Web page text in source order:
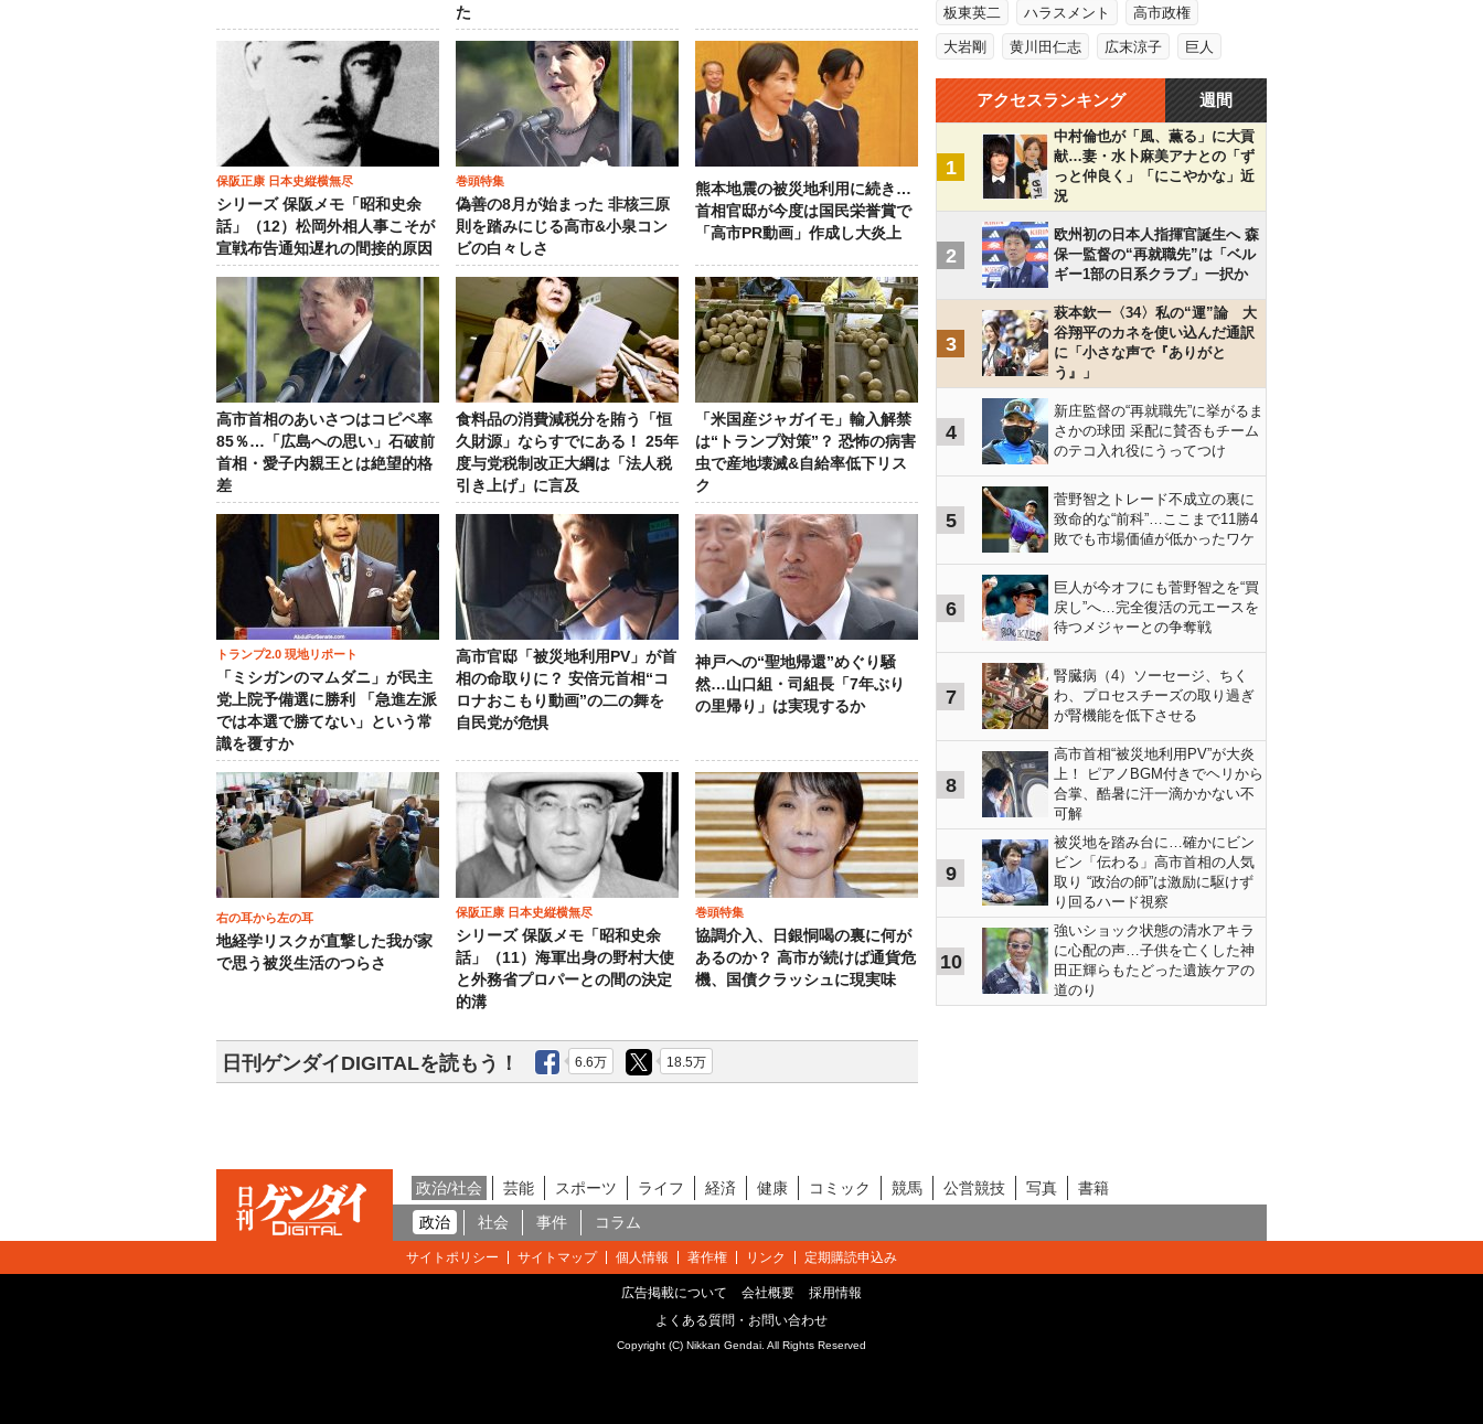
た
保阪正康 日本史縦横無尽
シリーズ 保阪メモ「昭和史余
話」（12）松岡外相人事こそが
宣戦布告通知遅れの間接的原因
巻頭特集
偽善の8月が始まった 非核三原
則を踏みにじる高市&小泉コン
ビの白々しさ
熊本地震の被災地利用に続き…
首相官邸が今度は国民栄誉賞で
「高市PR動画」作成し大炎上
高市首相のあいさつはコピペ率
85％…「広島への思い」石破前
首相・愛子内親王とは絶望的格
差
食料品の消費減税分を賄う「恒
久財源」ならすでにある！ 25年
度与党税制改正大綱は「法人税
引き上げ」に言及
「米国産ジャガイモ」輸入解禁
は“トランプ対策”？ 恐怖の病害
虫で産地壊滅&自給率低下リス
ク
トランプ2.0 現地リポート
「ミシガンのマムダニ」が民主
党上院予備選に勝利 「急進左派
では本選で勝てない」という常
識を覆すか
高市官邸「被災地利用PV」が首
相の命取りに？ 安倍元首相“コ
ロナおこもり動画”の二の舞を
自民党が危惧
神戸への“聖地帰還”めぐり騒
然…山口組・司組長「7年ぶり
の里帰り」は実現するか
右の耳から左の耳
地経学リスクが直撃した我が家
で思う被災生活のつらさ
保阪正康 日本史縦横無尽
シリーズ 保阪メモ「昭和史余
話」（11）海軍出身の野村大使
と外務省プロパーとの間の決定
的溝
巻頭特集
協調介入、日銀恫喝の裏に何が
あるのか？ 高市が続けば通貨危
機、国債クラッシュに現実味
日刊ゲンダイDIGITALを読もう！ 6.6万 18.5万
板東英二 ハラスメント 高市政権
大岩剛 黄川田仁志 広末涼子 巨人
アクセスランキング 週間
1
中村倫也が「風、薫る」に大貢
献…妻・水卜麻美アナとの「ず
っと仲良く」「にこやかな」近
況
2
欧州初の日本人指揮官誕生へ 森
保一監督の“再就職先”は「ベル
ギー1部の日系クラブ」一択か
3
萩本欽一〈34〉私の“運”論 大
谷翔平のカネを使い込んだ通訳
に「小さな声で『ありがと
う』」
4
新庄監督の“再就職先”に挙がるま
さかの球団 采配に賛否もチーム
のテコ入れ役にうってつけ
5
菅野智之トレード不成立の裏に
致命的な“前科”…ここまで11勝4
敗でも市場価値が低かったワケ
6
巨人が今オフにも菅野智之を“買
戻し”へ…完全復活の元エースを
待つメジャーとの争奪戦
7
腎臓病（4）ソーセージ、ちく
わ、プロセスチーズの取り過ぎ
が腎機能を低下させる
8
高市首相“被災地利用PV”が大炎
上！ ピアノBGM付きでヘリから
合掌、酷暑に汗一滴かかない不
可解
9
被災地を踏み台に…確かにビン
ビン「伝わる」高市首相の人気
取り “政治の師”は激励に駆けず
り回るハード視察
10
強いショック状態の清水アキラ
に心配の声…子供を亡くした神
田正輝らもたどった遺族ケアの
道のり
政治/社会 芸能 スポーツ ライフ 経済 健康 コミック 競馬 公営競技 写真
書籍
政治
社会 事件 コラム
サイトポリシー サイトマップ 個人情報 著作権 リンク 定期購読申込み
広告掲載について 会社概要
採用情報
よくある質問・お問い合わせ
Copyright (C) Nikkan Gendai. All Rights Reserved